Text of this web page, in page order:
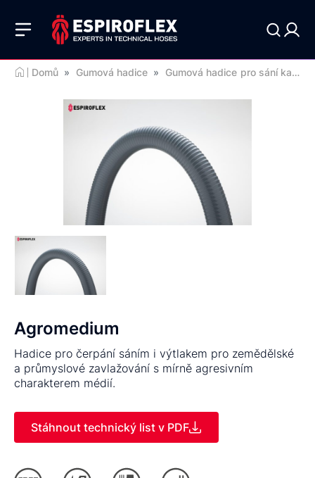
Domů » Gumová hadice » Gumová hadice pro sání kapalin
Agromedium
Hadice pro čerpání sáním i výtlakem pro zemědělské
a průmyslové zavlažování s mírně agresivním
charakterem médií.
Stáhnout technický list v PDF